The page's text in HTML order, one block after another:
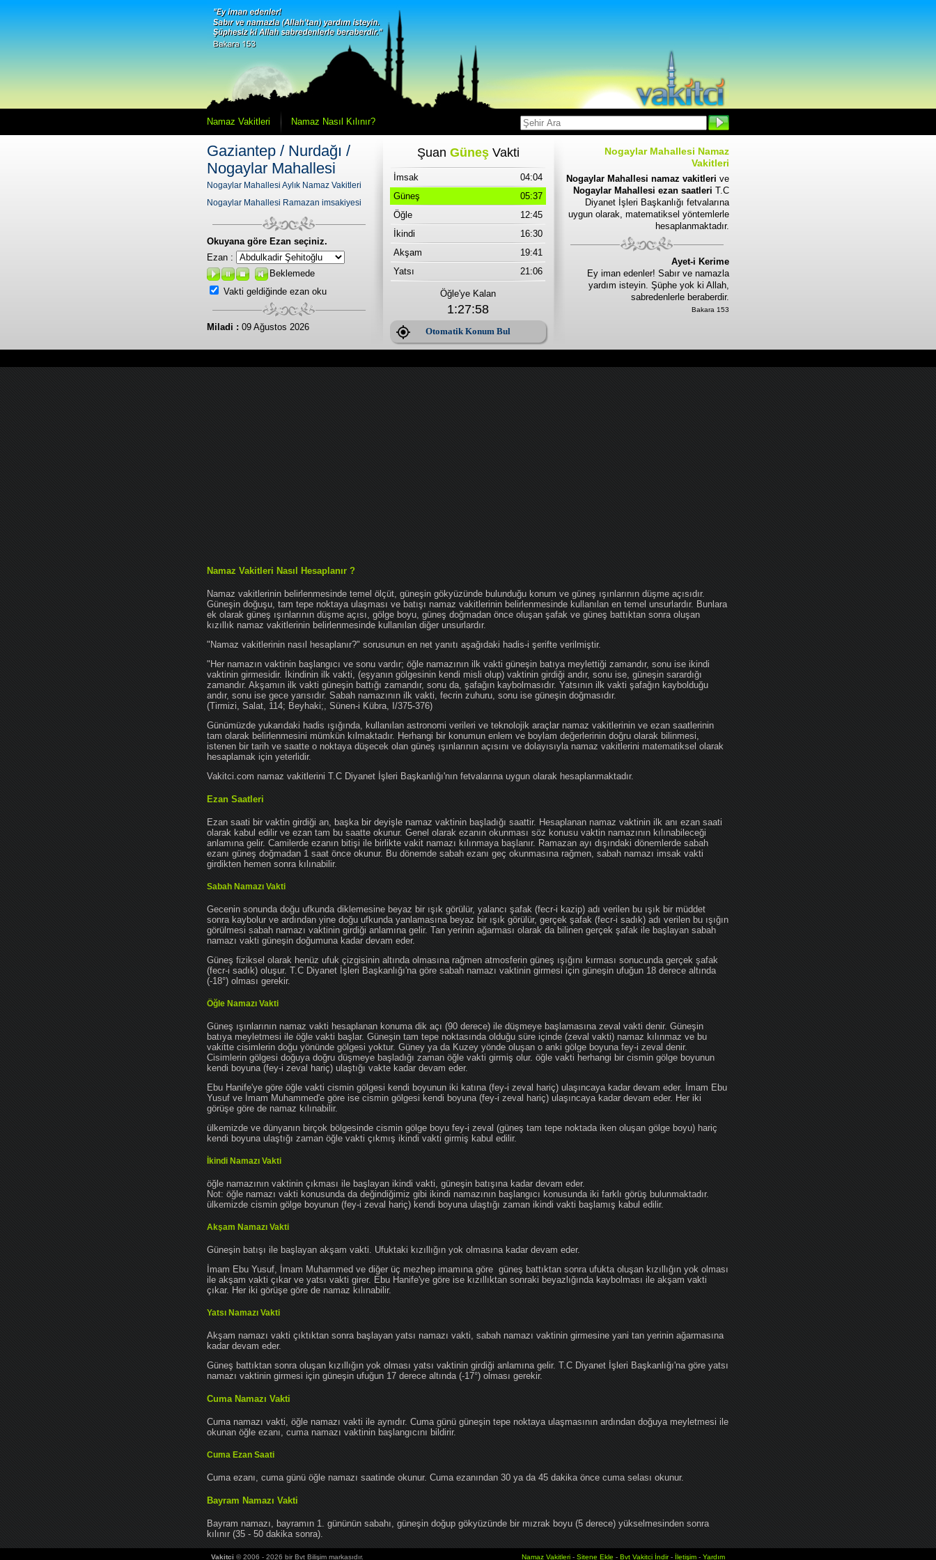
Namaz Vakitleri Namaz Nasıl Kılınır?
Gaziantep / Nurdağı /
Nogaylar Mahallesi
Nogaylar Mahallesi Aylık Namaz Vakitleri
Nogaylar Mahallesi Ramazan imsakiyesi
Okuyana göre Ezan seçiniz.
Ezan :
Beklemede
Vakti geldiğinde ezan oku
Miladi : 09 Ağustos 2026
Şuan GüneşVakti
İmsak
04:04
Güneş
05:37
Öğle
12:45
İkindi
16:30
Akşam
19:41
Yatsı
21:06
Öğle'ye Kalan
1:27:58
Otomatik Konum Bul
Nogaylar Mahallesi Namaz
Vakitleri
Nogaylar Mahallesi namaz vakitleri ve
Nogaylar Mahallesi ezan saatleri T.C
Diyanet İşleri Başkanlığı fetvalarına
uygun olarak, matematiksel yöntemlerle
hesaplanmaktadır.
Ayet-i Kerime
Ey iman edenler! Sabır ve namazla
yardım isteyin. Şüphe yok ki Allah,
sabredenlerle beraberdir.
Bakara 153
Namaz Vakitleri Nasıl Hesaplanır ?
Namaz vakitlerinin belirlenmesinde temel ölçüt, güneşin gökyüzünde bulunduğu konum ve güneş ışınlarının düşme açısıdır.
Güneşin doğuşu, tam tepe noktaya ulaşması ve batışı namaz vakitlerinin belirlenmesinde kullanılan en temel unsurlardır. Bunlara
ek olarak güneş ışınlarının düşme açısı, gölge boyu, güneş doğmadan önce oluşan şafak ve güneş battıktan sonra oluşan
kızıllık namaz vakitlerinin belirlenmesinde kullanılan diğer unsurlardır.
"Namaz vakitlerinin nasıl hesaplanır?" sorusunun en net yanıtı aşağıdaki hadis-i şerifte verilmiştir.
"Her namazın vaktinin başlangıcı ve sonu vardır; öğle namazının ilk vakti güneşin batıya meylettiği zamandır, sonu ise ikindi
vaktinin girmesidir. İkindinin ilk vakti, (eşyanın gölgesinin kendi misli olup) vaktinin girdiği andır, sonu ise, güneşin sarardığı
zamandır. Akşamın ilk vakti güneşin battığı zamandır, sonu da, şafağın kaybolmasıdır. Yatsının ilk vakti şafağın kaybolduğu
andır, sonu ise gece yarısıdır. Sabah namazının ilk vakti, fecrin zuhuru, sonu ise güneşin doğmasıdır.
(Tirmizi, Salat, 114; Beyhaki;, Sünen-i Kübra, I/375-376)
Günümüzde yukarıdaki hadis ışığında, kullanılan astronomi verileri ve teknolojik araçlar namaz vakitlerinin ve ezan saatlerinin
tam olarak belirlenmesini mümkün kılmaktadır. Herhangi bir konumun enlem ve boylam değerlerinin doğru olarak bilinmesi,
istenen bir tarih ve saatte o noktaya düşecek olan güneş ışınlarının açısını ve dolayısıyla namaz vakitlerini matematiksel olarak
hesaplamak için yeterlidir.
Vakitci.com namaz vakitlerini T.C Diyanet İşleri Başkanlığı'nın fetvalarına uygun olarak hesaplanmaktadır.
Ezan Saatleri
Ezan saati bir vaktin girdiği an, başka bir deyişle namaz vaktinin başladığı saattir. Hesaplanan namaz vaktinin ilk anı ezan saati
olarak kabul edilir ve ezan tam bu saatte okunur. Genel olarak ezanın okunması söz konusu vaktin namazının kılınabileceği
anlamına gelir. Camilerde ezanın bitişi ile birlikte vakit namazı kılınmaya başlanır. Ramazan ayı dışındaki dönemlerde sabah
ezanı güneş doğmadan 1 saat önce okunur. Bu dönemde sabah ezanı geç okunmasına rağmen, sabah namazı imsak vakti
girdikten hemen sonra kılınabilir.
Sabah Namazı Vakti
Gecenin sonunda doğu ufkunda diklemesine beyaz bir ışık görülür, yalancı şafak (fecr-i kazip) adı verilen bu ışık bir müddet
sonra kaybolur ve ardından yine doğu ufkunda yanlamasına beyaz bir ışık görülür, gerçek şafak (fecr-i sadık) adı verilen bu ışığın
görülmesi sabah namazı vaktinin girdiği anlamına gelir. Tan yerinin ağarması olarak da bilinen gerçek şafak ile başlayan sabah
namazı vakti güneşin doğumuna kadar devam eder.
Güneş fiziksel olarak henüz ufuk çizgisinin altında olmasına rağmen atmosferin güneş ışığını kırması sonucunda gerçek şafak
(fecr-i sadık) oluşur. T.C Diyanet İşleri Başkanlığı'na göre sabah namazı vaktinin girmesi için güneşin ufuğun 18 derece altında
(-18°) olması gerekir.
Öğle Namazı Vakti
Güneş ışınlarının namaz vakti hesaplanan konuma dik açı (90 derece) ile düşmeye başlamasına zeval vakti denir. Güneşin
batıya meyletmesi ile öğle vakti başlar. Güneşin tam tepe noktasında olduğu süre içinde (zeval vakti) namaz kılınmaz ve bu
vakitte cisimlerin doğu yönünde gölgesi yoktur. Güney ya da Kuzey yönde oluşan o anki gölge boyuna fey-i zeval denir.
Cisimlerin gölgesi doğuya doğru düşmeye başladığı zaman öğle vakti girmiş olur. öğle vakti herhangi bir cismin gölge boyunun
kendi boyuna (fey-i zeval hariç) ulaştığı vakte kadar devam eder.
Ebu Hanife'ye göre öğle vakti cismin gölgesi kendi boyunun iki katına (fey-i zeval hariç) ulaşıncaya kadar devam eder. İmam Ebu
Yusuf ve İmam Muhammed'e göre ise cismin gölgesi kendi boyuna (fey-i zeval hariç) ulaşıncaya kadar devam eder. Her iki
görüşe göre de namaz kılınabilir.
ülkemizde ve dünyanın birçok bölgesinde cismin gölge boyu fey-i zeval (güneş tam tepe noktada iken oluşan gölge boyu) hariç
kendi boyuna ulaştığı zaman öğle vakti çıkmış ikindi vakti girmiş kabul edilir.
İkindi Namazı Vakti
öğle namazının vaktinin çıkması ile başlayan ikindi vakti, güneşin batışına kadar devam eder.
Not: öğle namazı vakti konusunda da değindiğimiz gibi ikindi namazının başlangıcı konusunda iki farklı görüş bulunmaktadır.
ülkemizde cismin gölge boyunun (fey-i zeval hariç) kendi boyuna ulaştığı zaman ikindi vakti başlamış kabul edilir.
Akşam Namazı Vakti
Güneşin batışı ile başlayan akşam vakti. Ufuktaki kızıllığın yok olmasına kadar devam eder.
İmam Ebu Yusuf, İmam Muhammed ve diğer üç mezhep imamına göre güneş battıktan sonra ufukta oluşan kızıllığın yok olması
ile akşam vakti çıkar ve yatsı vakti girer. Ebu Hanife'ye göre ise kızıllıktan sonraki beyazlığında kaybolması ile akşam vakti
çıkar. Her iki görüşe göre de namaz kılınabilir.
Yatsı Namazı Vakti
Akşam namazı vakti çıktıktan sonra başlayan yatsı namazı vakti, sabah namazı vaktinin girmesine yani tan yerinin ağarmasına
kadar devam eder.
Güneş battıktan sonra oluşan kızıllığın yok olması yatsı vaktinin girdiği anlamına gelir. T.C Diyanet İşleri Başkanlığı'na göre yatsı
namazı vaktinin girmesi için güneşin ufuğun 17 derece altında (-17°) olması gerekir.
Cuma Namazı Vakti
Cuma namazı vakti, öğle namazı vakti ile aynıdır. Cuma günü güneşin tepe noktaya ulaşmasının ardından doğuya meyletmesi ile
okunan öğle ezanı, cuma namazı vaktinin başlangıcını bildirir.
Cuma Ezan Saati
Cuma ezanı, cuma günü öğle namazı saatinde okunur. Cuma ezanından 30 ya da 45 dakika önce cuma selası okunur.
Bayram Namazı Vakti
Bayram namazı, bayramın 1. gününün sabahı, güneşin doğup gökyüzünde bir mızrak boyu (5 derece) yükselmesinden sonra
kılınır (35 - 50 dakika sonra).
Vakitci © 2006 - 2026 bir Bvt Bilişim markasıdır. Namaz Vakitleri - Sitene Ekle - Bvt Vakitci İndir- İletişim - Yardım